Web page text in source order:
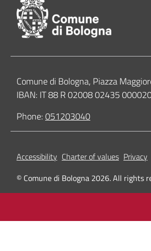
Contacts
Comune di Bologna, Piazza
IBAN: IT 88 R 02008 02435
Phone:051203040
Accessibility Charter of values Privacy
© Comune di Bologna 2026. All rights